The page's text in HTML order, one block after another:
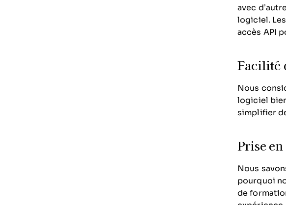
avec
logiciel.
accès API
Facilité
Nous
logiciel
simplifier
Prise
Nous
pourquoi
de